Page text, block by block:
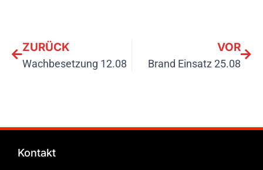
ZURÜCK
Wachbesetzung 12.08
VOR
Brand Einsatz 25.08
Kontakt